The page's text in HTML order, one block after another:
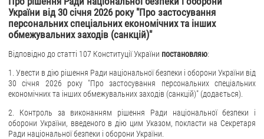
ОФІЦІЙНІ ДОКУМЕНТИ
Новини
Drone Deals
Відеогалерея
України від 30 січня 2026 року "Про застосування
персональних спеціальних економічних та інших
обмежувальних заходів (санкцій)"
Відповідно до статті 107 Конституції України постановляю:
1. Увести в дію рішення Ради національної безпеки і оборони України від
30 січня 2026 року "Про застосування персональних спеціальних
економічних та інших обмежувальних заходів (санкцій)" (додається).
2. Контроль за виконанням рішення Ради національної безпеки і
оборони України, введеного в дію цим Указом, покласти на Секретаря
Ради національної безпеки і оборони України.